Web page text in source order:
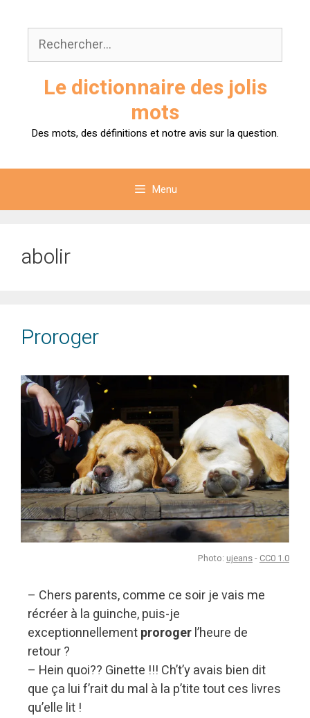
contenu
Rechercher :
Le dictionnaire des jolis
mots
Des mots, des définitions et notre avis sur la question.
Menu
abolir
Proroger
Photo: ujeans- CC0 1.0
– Chers parents, comme ce soir je vais me
récréer à la guinche, puis-je
exceptionnellementprorogerl’heure de
retour ?
– Hein quoi?? Ginette !!! Ch’t’y avais bien dit
que ça lui f’rait du mal à la p’tite tout ces livres
qu’elle lit !